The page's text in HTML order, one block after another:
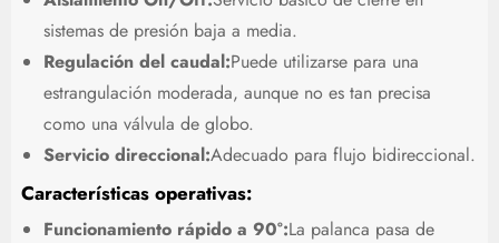
sistemas de presión baja a media.
Regulación del caudal:Puede utilizarse para una
estrangulación moderada, aunque no es tan precisa
como una válvula de globo.
Servicio direccional:Adecuado para flujo bidireccional.
Características operativas:
Funcionamiento rápido a 90°:La palanca pasa de